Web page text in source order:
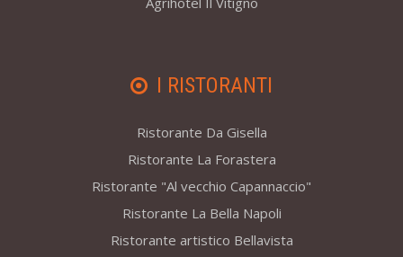
I RISTORANTI
Ristorante Da Gisella
Ristorante La Forastera
Ristorante "Al vecchio Capannaccio"
Ristorante La Bella Napoli
Ristorante artistico Bellavista